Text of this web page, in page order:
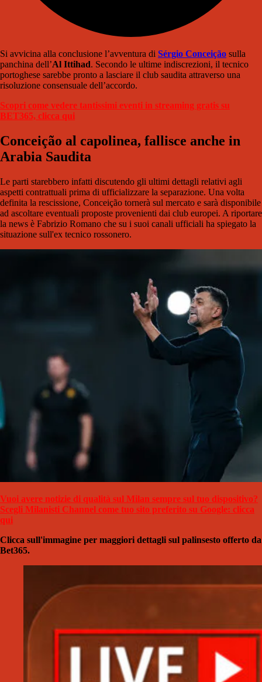
Si avvicina alla conclusione l’avventura di Sérgio Conceição sulla
panchina dell’Al Ittihad. Secondo le ultime indiscrezioni, il tecnico
portoghese sarebbe pronto a lasciare il club saudita attraverso una
risoluzione consensuale dell’accordo.
Scopri come vedere tantissimi eventi in streaming gratis su
BET365, clicca qui
Conceição al capolinea, fallisce anche in
Arabia Saudita
Le parti starebbero infatti discutendo gli ultimi dettagli relativi agli
aspetti contrattuali prima di ufficializzare la separazione. Una volta
definita la rescissione, Conceição tornerà sul mercato e sarà disponibile
ad ascoltare eventuali proposte provenienti dai club europei. A riportare
la news è Fabrizio Romano che su i suoi canali ufficiali ha spiegato la
situazione sull'ex tecnico rossonero.
Vuoi avere notizie di qualità sul Milan sempre sul tuo dispositivo?
Scegli Milanisti Channel come tuo sito preferito su Google: clicca
qui
Clicca sull'immagine per maggiori dettagli sul palinsesto offerto da
Bet365.